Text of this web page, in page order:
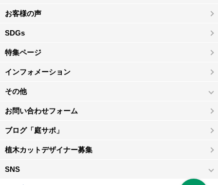
お客様の声
SDGs
特集ページ
インフォメーション
その他
お問い合わせフォーム
ブログ「庭サポ」
植木カットデザイナー募集
SNS